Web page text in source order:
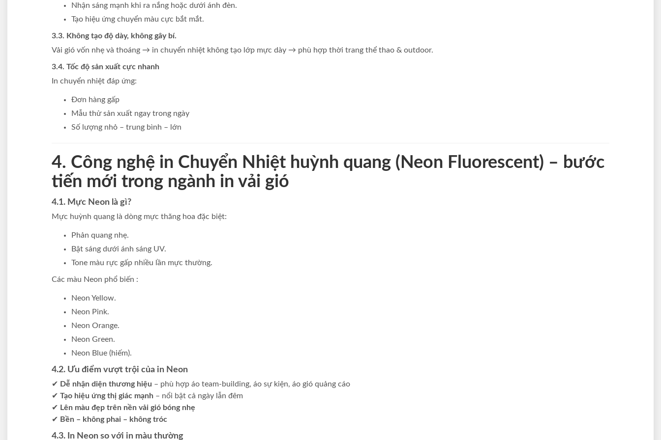
Nhận sáng mạnh khi ra nắng hoặc dưới ánh đèn.
Tạo hiệu ứng chuyển màu cực bắt mắt.
3.3. Không tạo độ dày, không gây bí.
Vải gió vốn nhẹ và thoáng → in chuyển nhiệt không tạo lớp mực dày → phù hợp thời trang thể thao & outdoor.
3.4. Tốc độ sản xuất cực nhanh
In chuyển nhiệt đáp ứng:
Đơn hàng gấp
Mẫu thử sản xuất ngay trong ngày
Số lượng nhỏ – trung bình – lớn
4. Công nghệ in Chuyển Nhiệt huỳnh quang (Neon Fluorescent) – bước
tiến mới trong ngành in vải gió
4.1. Mực Neon là gì?
Mực huỳnh quang là dòng mực thăng hoa đặc biệt:
Phản quang nhẹ.
Bật sáng dưới ánh sáng UV.
Tone màu rực gấp nhiều lần mực thường.
Các màu Neon phổ biến :
Neon Yellow.
Neon Pink.
Neon Orange.
Neon Green.
Neon Blue (hiếm).
4.2. Ưu điểm vượt trội của in Neon
✔ Dễ nhận diện thương hiệu – phù hợp áo team-building, áo sự kiện, áo gió quảng cáo
✔ Tạo hiệu ứng thị giác mạnh – nổi bật cả ngày lẫn đêm
✔ Lên màu đẹp trên nền vải gió bóng nhẹ
✔ Bền – không phai – không tróc
4.3. In Neon so với in màu thường